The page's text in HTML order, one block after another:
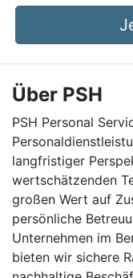
Über PSH
PSH Personal
langfristiger
wertschätzenden
großen Wert auf
persönliche
Unternehmen im
bieten wir sichere